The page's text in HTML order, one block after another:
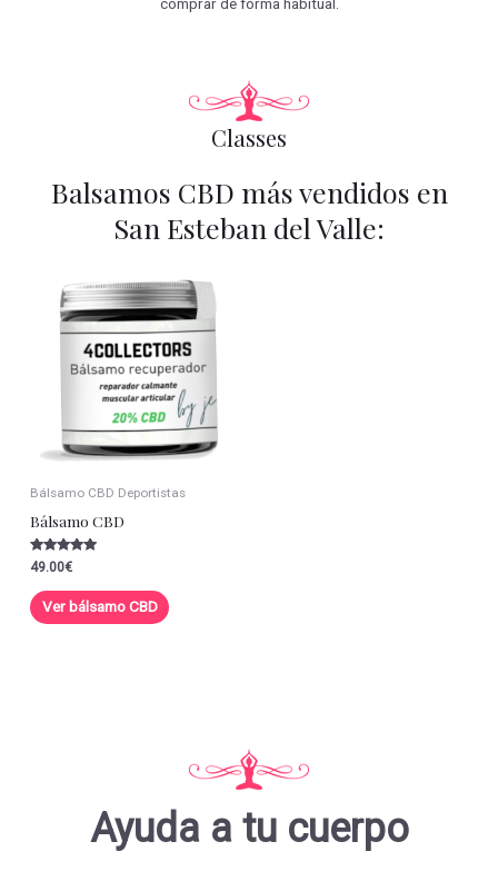
Classes
Balsamos CBD más vendidos en
San Esteban del Valle:
Bálsamo CBD Deportistas
Bálsamo CBD
Valorado con
5.00
de 5
49.00€
Ver bálsamo CBD
Ayuda a tu cuerpo